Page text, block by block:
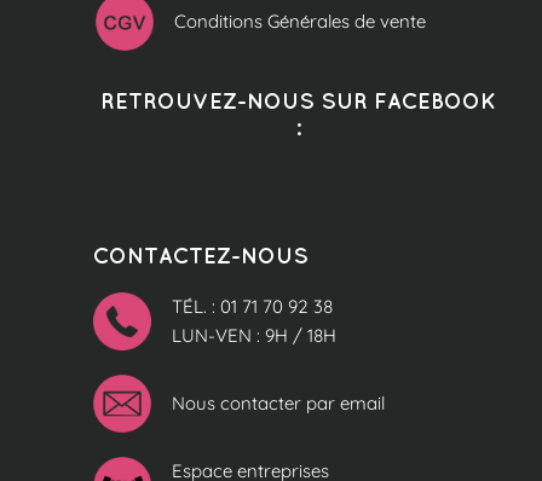
Conditions Générales de vente
RETROUVEZ-NOUS SUR FACEBOOK
:
CONTACTEZ-NOUS
TÉL. : 01 71 70 92 38
LUN-VEN : 9H / 18H
Nous contacter par email
Espace entreprises